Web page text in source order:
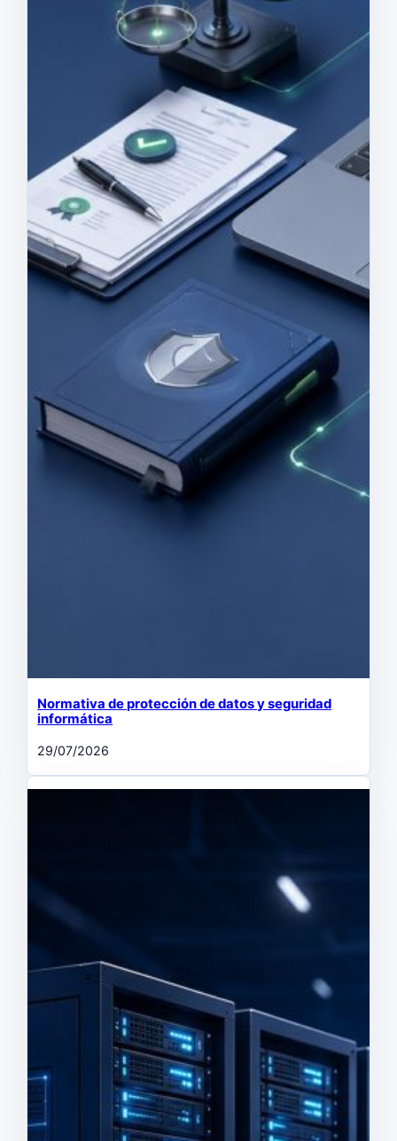
Normativa de protección de datos y seguridad
informática
29/07/2026